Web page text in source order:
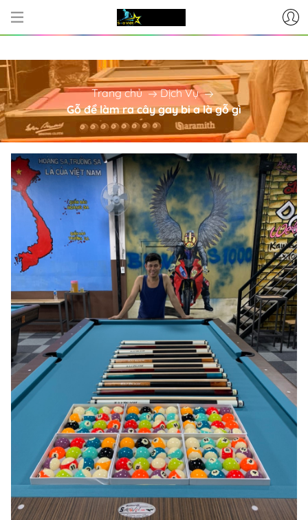
CƠ SỞ CUNG CẤP BÀN BI-A -
Trang chủ
Dịch Vụ
Gỗ để làm ra cây gay bi a là gỗ gì